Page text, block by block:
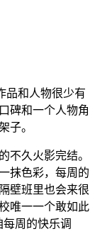
品和人物很少有
碑和一个人物角
子。
不久火影完结。
抹色彩，每周的
壁班里也会来很
唯一一个敢如此
周的快乐调